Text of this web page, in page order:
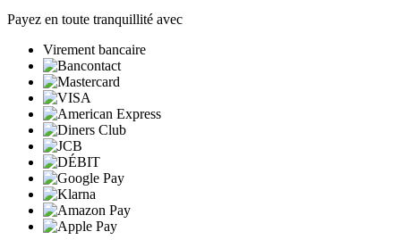
Payez en toute tranquillité avec
Virement bancaire